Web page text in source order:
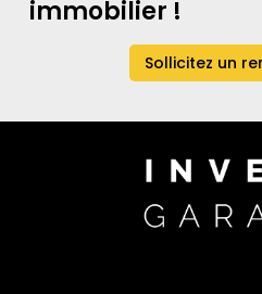
immobilier !
Sollicitez un